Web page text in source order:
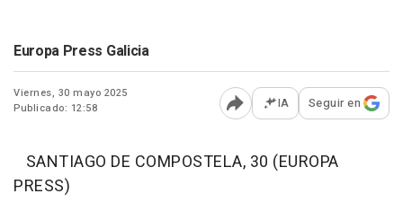
Europa Press Galicia
Viernes, 30 mayo 2025
Publicado: 12:58
Abrir opciones para
IA Seguir en
SANTIAGO DE COMPOSTELA, 30 (EUROPA
PRESS)